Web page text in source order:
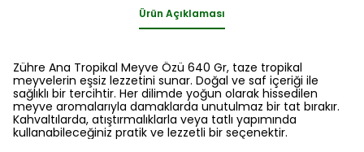
Ürün Açıklaması
Zühre Ana Tropikal Meyve Özü 640 Gr, taze tropikal
meyvelerin eşsiz lezzetini sunar. Doğal ve saf içeriği ile
sağlıklı bir tercihtir. Her dilimde yoğun olarak hissedilen
meyve aromalarıyla damaklarda unutulmaz bir tat bırakır.
Kahvaltılarda, atıştırmalıklarla veya tatlı yapımında
kullanabileceğiniz pratik ve lezzetli bir seçenektir.